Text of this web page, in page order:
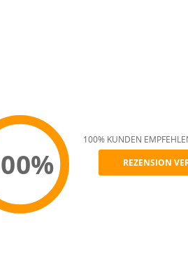
100% KUNDEN
REZENSION